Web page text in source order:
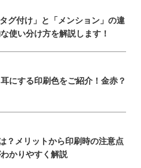
グ付け」と「メンション」の違
使い分け方を解説します！
にする印刷色をご紹介！金赤？
？メリットから印刷時の注意点
かりやすく解説